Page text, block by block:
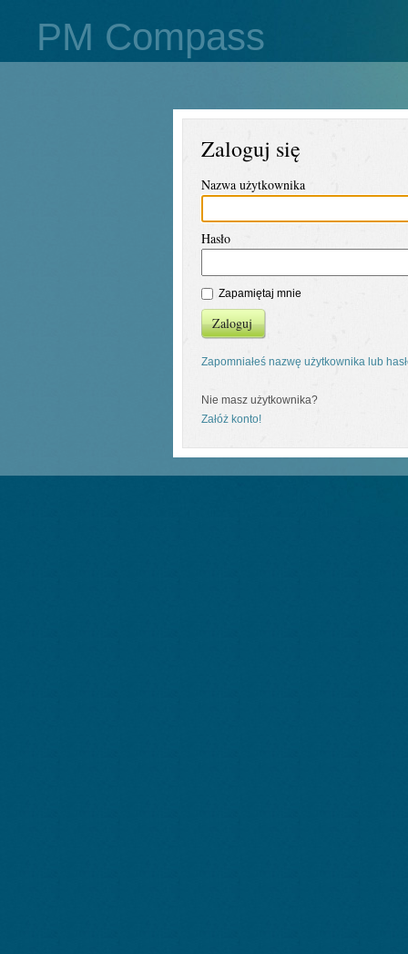
PM Compass
Zaloguj się
Nazwa użytkownika
Hasło
Zapamiętaj mnie
Zaloguj
Zapomniałeś nazwę użytkownika lub
Nie masz użytkownika?
Załóż konto!